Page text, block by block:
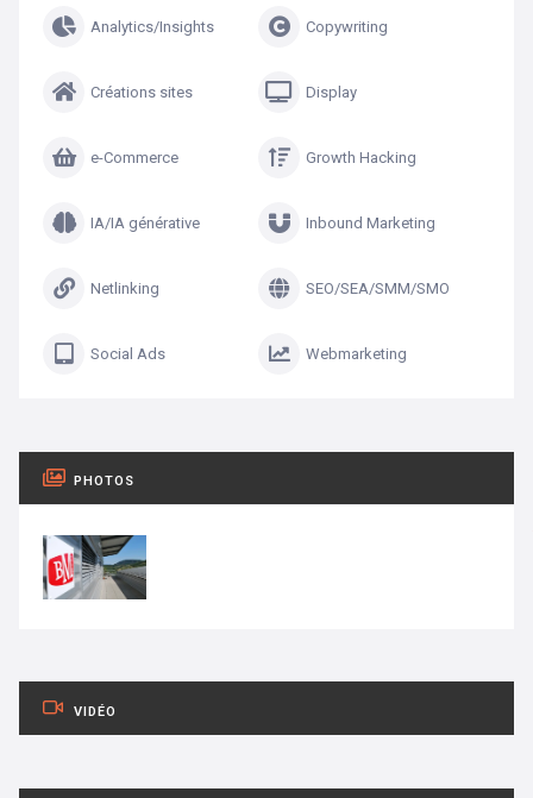
Analytics/Insights Copywriting
Créations sites Display
e-Commerce Growth Hacking
IA/IA générative Inbound Marketing
Netlinking SEO/SEA/SMM/SMO
Social Ads Webmarketing
PHOTOS
VIDÉO